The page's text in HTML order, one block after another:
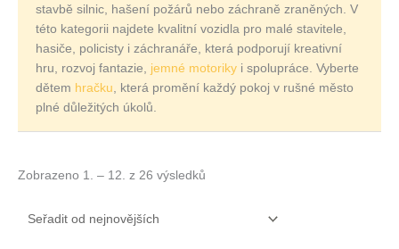
stavbě silnic, hašení požárů nebo záchraně zraněných. V
této kategorii najdete kvalitní vozidla pro malé stavitele,
hasiče, policisty i záchranáře, která podporují kreativní
hru, rozvoj fantazie, jemné motoriky i spolupráce. Vyberte
dětem hračku, která promění každý pokoj v rušné město
plné důležitých úkolů.
Zobrazeno 1. – 12. z 26 výsledků